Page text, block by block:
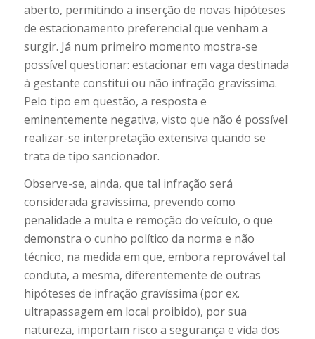
aberto, permitindo a inserção de novas hipóteses
de estacionamento preferencial que venham a
surgir. Já num primeiro momento mostra-se
possível questionar: estacionar em vaga destinada
à gestante constitui ou não infração gravíssima.
Pelo tipo em questão, a resposta e
eminentemente negativa, visto que não é possível
realizar-se interpretação extensiva quando se
trata de tipo sancionador.
Observe-se, ainda, que tal infração será
considerada gravíssima, prevendo como
penalidade a multa e remoção do veículo, o que
demonstra o cunho político da norma e não
técnico, na medida em que, embora reprovável tal
conduta, a mesma, diferentemente de outras
hipóteses de infração gravíssima (por ex.
ultrapassagem em local proibido), por sua
natureza, importam risco a segurança e vida dos